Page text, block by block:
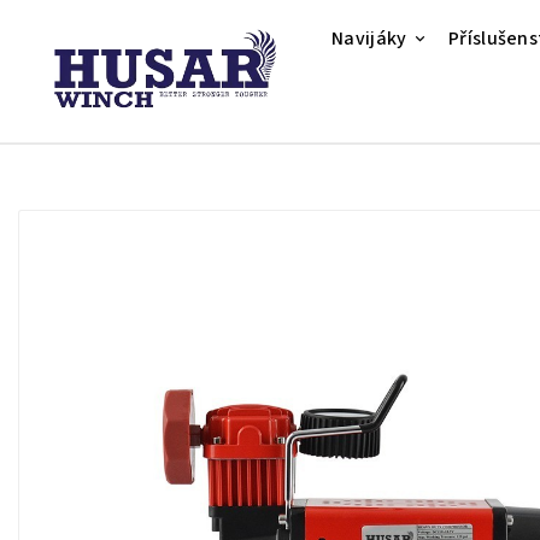
Navijáky